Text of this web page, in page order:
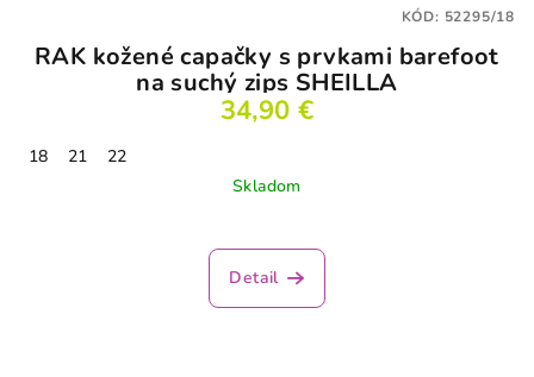
RAK kožené capačky s prvkami barefoot
na suchý zips SHEILLA
34,90 €
18 21
22
Skladom
hodnotenie
produktu
Detail
KÓD: 52295/18